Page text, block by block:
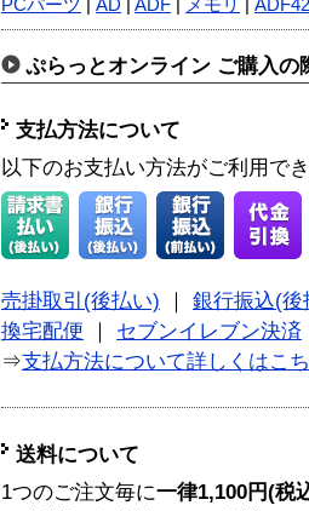
PCパーツ AD ADF メモリ
ぷらっとオンライン ご購入の
支払方法について
以下のお支払い方法がご利用で
売掛取引(後払い) ｜ 銀行振込(後
換宅配便 ｜ セブンイレブン決済
⇒支払方法について詳しくはこ
送料について
1つのご注文毎に一律1,100円(税